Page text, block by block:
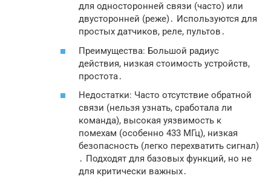
для односторонней связи (часто) или
двусторонней (реже)․ Используются для
простых датчиков, реле, пультов․
Преимущества: Большой радиус
действия, низкая стоимость устройств,
простота․
Недостатки: Часто отсутствие обратной
связи (нельзя узнать, сработала ли
команда), высокая уязвимость к
помехам (особенно 433 МГц), низкая
безопасность (легко перехватить сигнал)
․ Подходят для базовых функций, но не
для критически важных․